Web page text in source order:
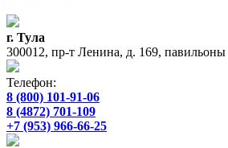
г. Тула
300012, пр-т Ленина, д. 169, павильоны
Телефон:
8 (800) 101-91-06
8 (4872) 701-109
+7 (953) 966-66-25